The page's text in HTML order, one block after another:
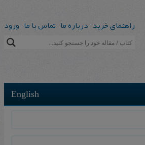
راهنمای خرید درباره ما تماس با ما ورود
English